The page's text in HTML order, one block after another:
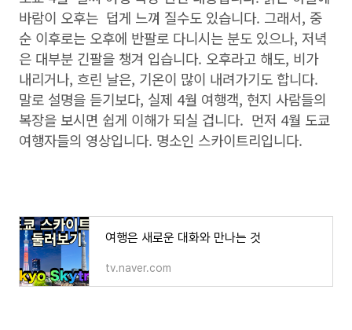
바람이 오후는 덥게 느껴 질수도 있습니다. 그래서, 중
순 이후로는 오후에 반팔로 다니시는 분도 있으나, 저녁
은 대부분 긴팔을 챙겨 입습니다. 오후라고 해도, 비가
내리거나, 흐린 날은, 기온이 많이 내려가기도 합니다.
말로 설명을 듣기보다, 실제 4월 여행객, 현지 사람들의
복장을 보시면 쉽게 이해가 되실 겁니다. 먼저 4월 도쿄
여행자들의 영상입니다. 명소인 스카이트리입니다.
여행은 새로운 대화와 만나는 것
tv.naver.com